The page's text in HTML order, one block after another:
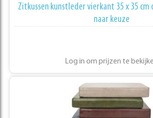
Zitkussen kunstleder vierkant 35 x 35 cm
naar keuze
Log in om prijzen te